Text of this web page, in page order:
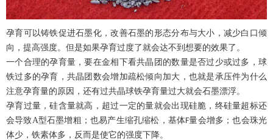
孕育可以铸铁促进石墨化，改善石墨的形态分布与大小，减少白口倾
向，提高强度。但是如果孕育过度了就会达不到想要的效果了。
一个合理的孕育量，要在金相下看共晶团的数量是否过少或过多，球
铁过多的孕育，共晶团数会增加疏松倾向加大，也就是承压件为什么
注意孕育量的原因，还有过共晶球铁孕育量过大就会石墨漂浮。
孕育过量，硅含量就高，超过一定的量就会出现硅脆，终硅量超标还
会导致A型石墨增粗；也易产生缩孔缩松，基体F量会增多；也会珠光
体少，铁素体多，反而是使它的强度下降。